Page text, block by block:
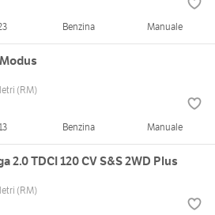
Benzina Manuale
(RM)
Benzina Manuale
2.0 TDCI 120 CV S&S 2WD Plus
(RM)